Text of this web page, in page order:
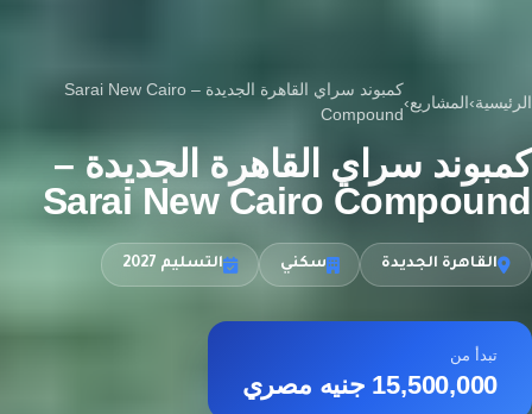
الرئيسية›المشاريع›
كمبوند سراي القاهرة الجديدة – Sarai New Cairo
Compound
كمبوند سراي القاهرة الجديدة –
Sarai New Cairo Compound
القاهرة الجديدة سكني التسليم 2027
تبدأ من
15,500,000 جنيه مصري